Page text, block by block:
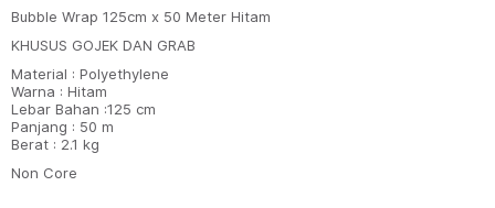
Bubble Wrap 125cm x 50 Meter Hitam
KHUSUS GOJEK DAN GRAB
Material : Polyethylene
Warna : Hitam
Lebar Bahan :125 cm
Panjang : 50 m
Berat : 2.1 kg
Non Core